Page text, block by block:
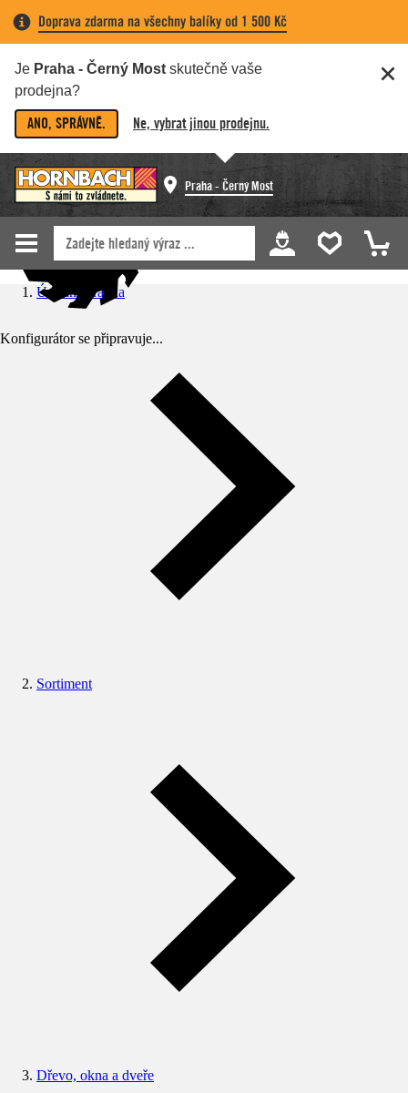
Doprava zdarma na všechny balíky od 1 500 Kč
Je Praha - Černý Most skutečně vaše
prodejna?
ANO, SPRÁVNĚ. Ne, vybrat jinou prodejnu.
Praha - Černý Most
Konfigurátor se připravuje...
Úvodní stránka
Sortiment
Dřevo, okna a dveře